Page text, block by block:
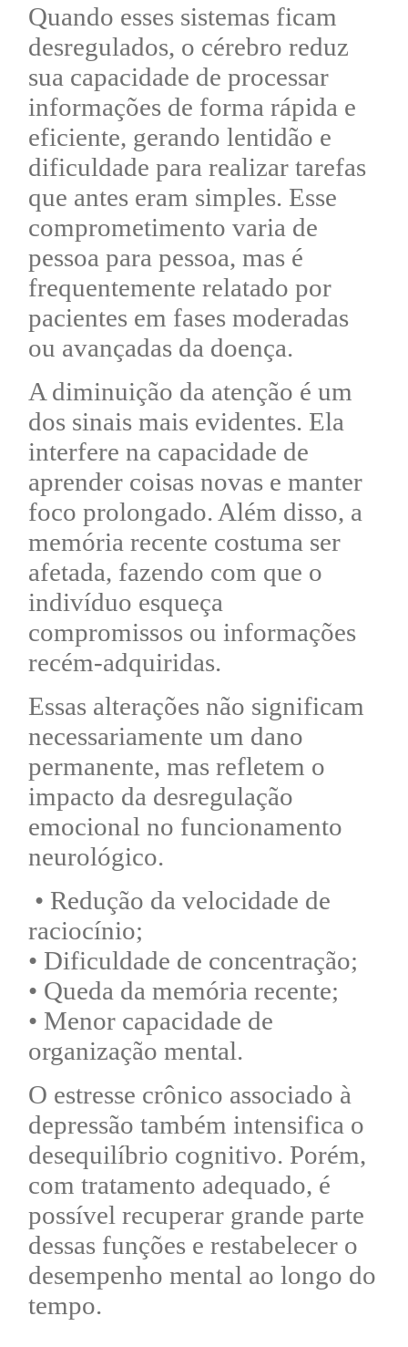
Quando esses sistemas ficam
desregulados, o cérebro reduz
sua capacidade de processar
informações de forma rápida e
eficiente, gerando lentidão e
dificuldade para realizar tarefas
que antes eram simples. Esse
comprometimento varia de
pessoa para pessoa, mas é
frequentemente relatado por
pacientes em fases moderadas
ou avançadas da doença.
A diminuição da atenção é um
dos sinais mais evidentes. Ela
interfere na capacidade de
aprender coisas novas e manter
foco prolongado. Além disso, a
memória recente costuma ser
afetada, fazendo com que o
indivíduo esqueça
compromissos ou informações
recém-adquiridas.
Essas alterações não significam
necessariamente um dano
permanente, mas refletem o
impacto da desregulação
emocional no funcionamento
neurológico.
• Redução da velocidade de
raciocínio;
• Dificuldade de concentração;
• Queda da memória recente;
• Menor capacidade de
organização mental.
O estresse crônico associado à
depressão também intensifica o
desequilíbrio cognitivo. Porém,
com tratamento adequado, é
possível recuperar grande parte
dessas funções e restabelecer o
desempenho mental ao longo do
tempo.